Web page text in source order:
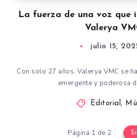
La fuerza de una voz que
Valerya
julio 15,
Con solo 27 años, Valerya VMC se
emergente y poderosa
Editorial,
Página 1 de 2